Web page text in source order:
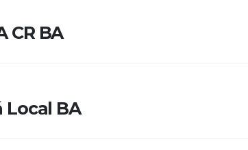
CR BA
Local BA